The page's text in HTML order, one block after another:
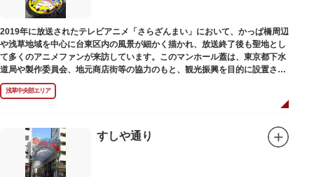
2019年に放送されたテレビアニメ「さらざんまい」において、かっぱ橋周辺
や浅草地域を中心に台東区内の風景が細かく描かれ、放送終了後も聖地とし
て多くのアニメファンが来訪しています。このマンホール蓋は、東京都下水
道局や製作委員会、地元商店街等の協力のもと、観光振興を目的に設置され
ました。
描かれているのは、主人公である矢逆一稀、久慈悠、陣内燕太の3人が、か
っぱ橋に封印されていた謎のカッパ型生命体“ケッピ”によって河童の姿に変
設置年月日：令和3年4月13日
浅草中央部エリア
すしや通り